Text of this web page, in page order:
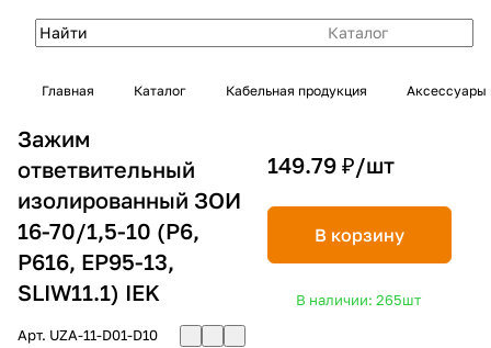
Каталог
Главная Каталог Кабельная продукция Аксессуары
Зажим
ответвительный
изолированный ЗОИ
16-70/1,5-10 (P6,
P616, EP95-13,
SLIW11.1) IEK
Арт. UZA-11-D01-D10
149.79 ₽/шт
В корзину
В наличии: 265шт